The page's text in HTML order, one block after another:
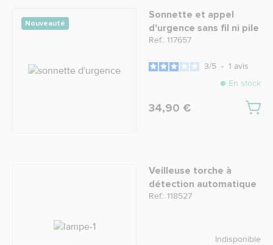
Nouveauté
Sonnette et appel
d'urgence sans fil ni pile
Ref.: 117657
3/5 - 1 avis
En stock
34,90 €
Veilleuse torche à
détection automatique
Ref.: 118527
Indisponible